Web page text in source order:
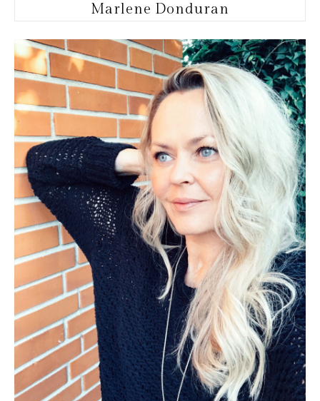
Marlene Donduran